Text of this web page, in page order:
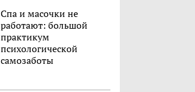
Спа и масочки не
работают: большой
практикум
психологической
самозаботы